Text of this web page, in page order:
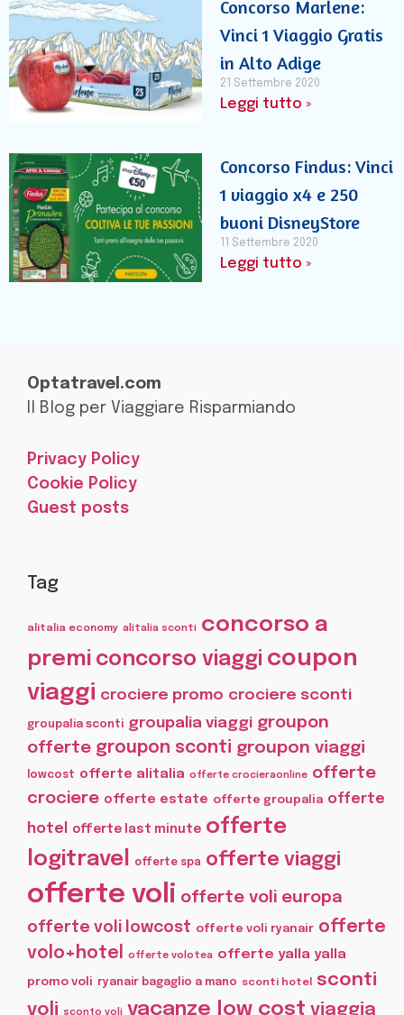
Concorso Marlene:
Vinci 1 Viaggio Gratis
in Alto Adige
21 Settembre 2020
Leggi tutto »
Concorso Findus: Vinci
1 viaggio x4 e 250
buoni DisneyStore
11 Settembre 2020
Leggi tutto »
Optatravel.com
Il Blog per Viaggiare Risparmiando
Privacy Policy
Cookie Policy
Guest posts
Tag
alitalia economy alitalia sconti concorso a
premi concorso viaggi coupon
viaggi crociere promo crociere sconti
groupalia sconti groupalia viaggi groupon
offerte groupon sconti groupon viaggi
lowcost offerte alitalia offerte crocieraonline offerte
crociere offerte estate offerte groupalia offerte
hotel
offerte last minute offerte
logitravel
offerte spa offerte viaggi
offerte voli offerte voli europa
offerte voli lowcost offerte voli ryanair offerte
volo+hotel
offerte volotea offerte yalla yalla
promo voli ryanair bagaglio a mano sconti hotel
sconti
voli
sconto voli vacanze low cost viaggia